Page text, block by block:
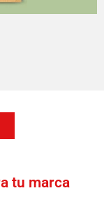
tu marca